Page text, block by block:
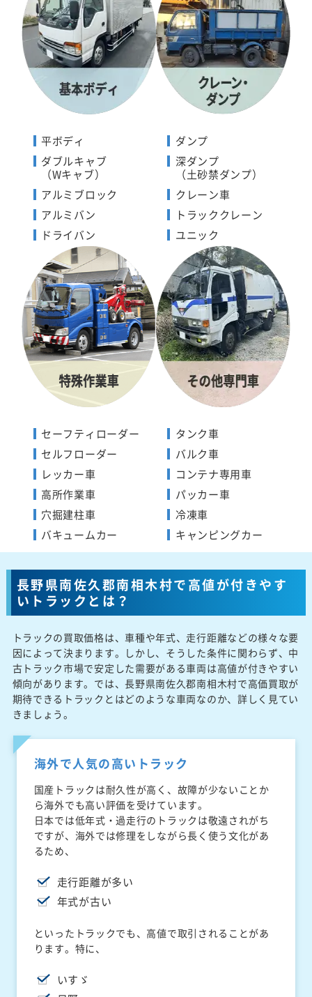
平ボディ
ダブルキャブ
（Wキャブ）
アルミブロック
アルミバン
ドライバン
ダンプ
深ダンプ
（土砂禁ダンプ）
クレーン車
トラッククレーン
ユニック
セーフティローダー
セルフローダー
レッカー車
高所作業車
穴掘建柱車
バキュームカー
タンク車
バルク車
コンテナ専用車
パッカー車
冷凍車
キャンピングカー
長野県南佐久郡南相木村で高値が付きやす
いトラックとは？
トラックの買取価格は、車種や年式、走行距離などの様々な要
因によって決まります。しかし、そうした条件に関わらず、中
古トラック市場で安定した需要がある車両は高値が付きやすい
傾向があります。では、長野県南佐久郡南相木村で高価買取が
期待できるトラックとはどのような車両なのか、詳しく見てい
きましょう。
海外で人気の高いトラック
国産トラックは耐久性が高く、故障が少ないことか
ら海外でも高い評価を受けています。
日本では低年式・過走行のトラックは敬遠されがち
ですが、海外では修理をしながら長く使う文化があ
るため、
走行距離が多い
年式が古い
といったトラックでも、高値で取引されることがあ
ります。特に、
いすゞ